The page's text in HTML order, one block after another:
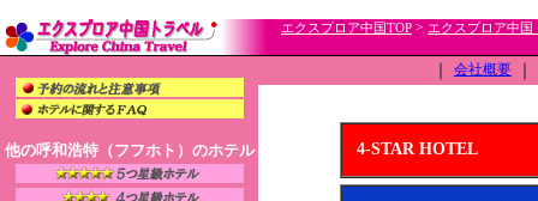
エクスプロア中国TOP > エクスプロア中国
他の呼和浩特（フフホト）のホテル
会社概要
4-STAR HOTEL